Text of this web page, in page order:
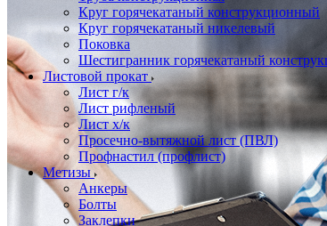
Круг горячекатаный конструкционный
Круг горячекатаный никелевый
Поковка
Шестигранник горячекатаный
Листовой прокат
Лист г/к
Лист рифленый
Лист х/к
Просечно-вытяжной лист (ПВЛ)
Профнастил (профлист)
Метизы
Анкеры
Болты
Заклепки